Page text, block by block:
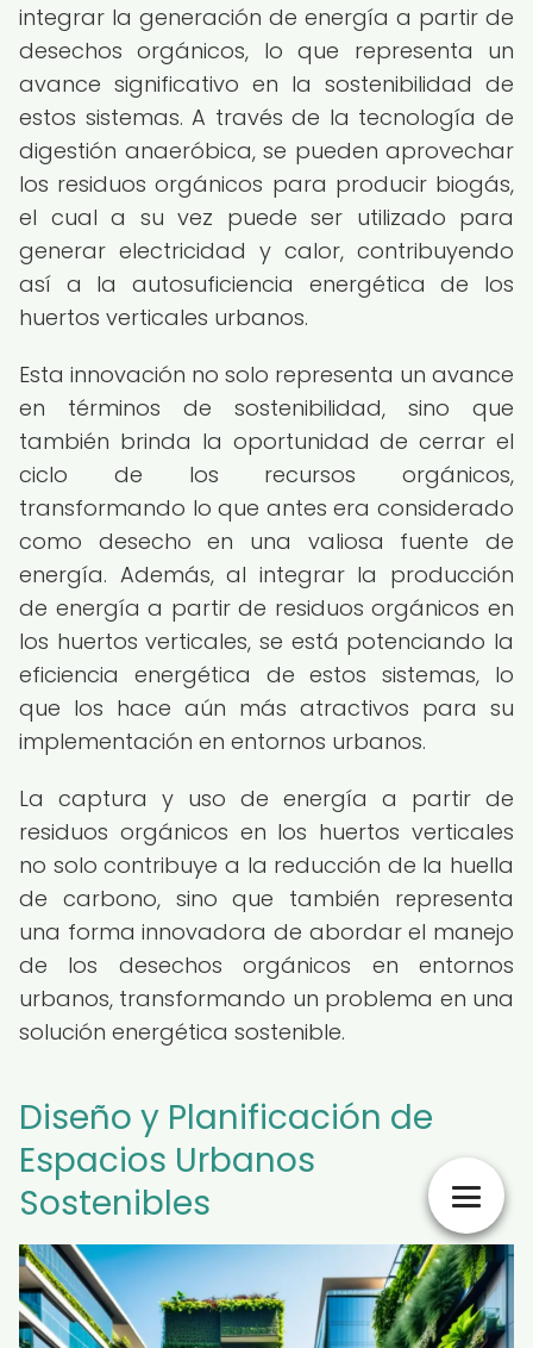
integrar la generación de energía a partir de
desechos orgánicos, lo que representa un
avance significativo en la sostenibilidad de
estos sistemas. A través de la tecnología de
digestión anaeróbica, se pueden aprovechar
los residuos orgánicos para producir biogás,
el cual a su vez puede ser utilizado para
generar electricidad y calor, contribuyendo
así a la autosuficiencia energética de los
huertos verticales urbanos.
Esta innovación no solo representa un avance
en términos de sostenibilidad, sino que
también brinda la oportunidad de cerrar el
ciclo de los recursos orgánicos,
transformando lo que antes era considerado
como desecho en una valiosa fuente de
energía. Además, al integrar la producción
de energía a partir de residuos orgánicos en
los huertos verticales, se está potenciando la
eficiencia energética de estos sistemas, lo
que los hace aún más atractivos para su
implementación en entornos urbanos.
La captura y uso de energía a partir de
residuos orgánicos en los huertos verticales
no solo contribuye a la reducción de la huella
de carbono, sino que también representa
una forma innovadora de abordar el manejo
de los desechos orgánicos en entornos
urbanos, transformando un problema en una
solución energética sostenible.
Diseño y Planificación de
Espacios Urbanos
Sostenibles